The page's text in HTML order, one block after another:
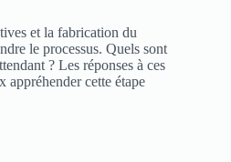
et la fabrication du
le processus. Quels sont
? Les réponses à ces
appréhender cette étape